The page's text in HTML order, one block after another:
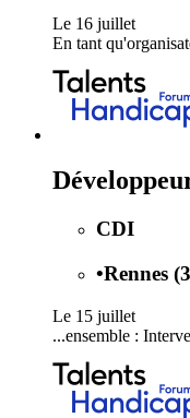
Le 16 juillet
En tant
CDI
•Rennes
Le 15 juillet
...ensemble :